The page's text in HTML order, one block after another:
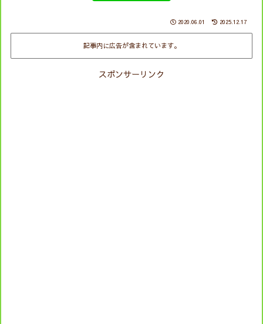
2020.06.01 2025.12.17
記事内に広告が含まれています。
スポンサーリンク